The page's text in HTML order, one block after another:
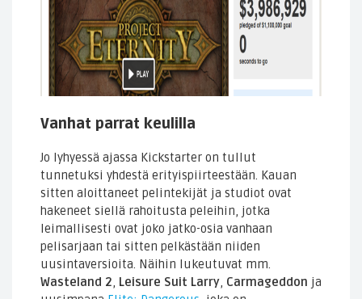
Vanhat parrat keulilla
Jo lyhyessä ajassa Kickstarter on tullut
tunnetuksi yhdestä erityispiirteestään. Kauan
sitten aloittaneet pelintekijät ja studiot ovat
hakeneet siellä rahoitusta peleihin, jotka
leimallisesti ovat joko jatko-osia vanhaan
pelisarjaan tai sitten pelkästään niiden
uusintaversioita. Näihin lukeutuvat mm.
Wasteland 2, Leisure Suit Larry, Carmageddon ja